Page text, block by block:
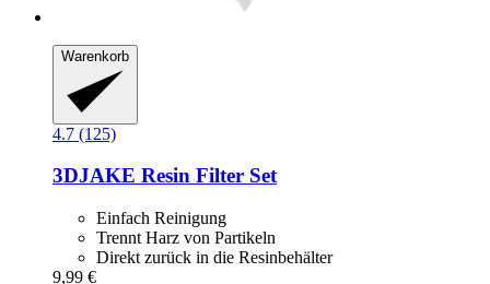
Warenkorb
4.7 (125)
3DJAKE Resin Filter Set
Einfach Reinigung
Trennt Harz von Partikeln
Direkt zurück in die Resinbehälter
9,99 €